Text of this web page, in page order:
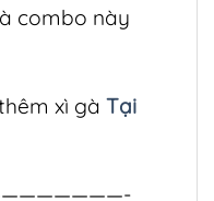
combo này
xì gà Tại